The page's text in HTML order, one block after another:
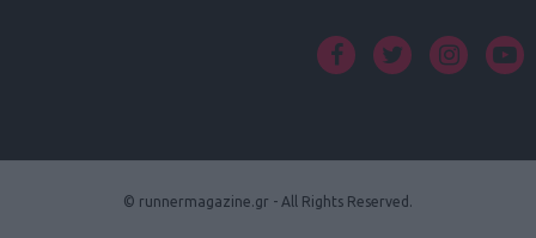
© runnermagazine.gr - All Rights Reserved.